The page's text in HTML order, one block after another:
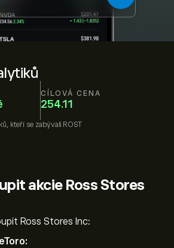
CÍLOVÁ CENA
254.11
kteří se zabývali ROST
akcie Ross Stores
Ross Stores Inc: